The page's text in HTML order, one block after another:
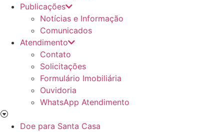
Publicações
Notícias e Informação
Comunicados
Atendimento
Contato
Solicitações
Formulário Imobiliária
Ouvidoria
WhatsApp Atendimento
Doe para Santa Casa